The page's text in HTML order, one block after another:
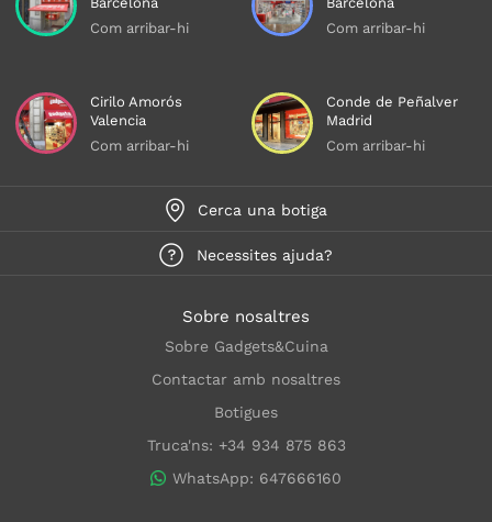
Com arribar-hi
Com arribar-hi
Cirilo Amorós
Valencia
Com arribar-hi
Conde de Peñalver
Madrid
Com arribar-hi
Cerca una botiga
Necessites ajuda?
Sobre nosaltres
Sobre Gadgets&Cuina
Contactar amb nosaltres
Botigues
Truca'ns: +34 934 875 863
WhatsApp: 647666160